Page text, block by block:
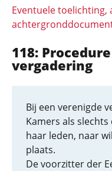
Eventuele toelichting,
118:
vergadering
Bij een verenigde
Kamers als
haar leden, naar
plaats.
De voorzitter der